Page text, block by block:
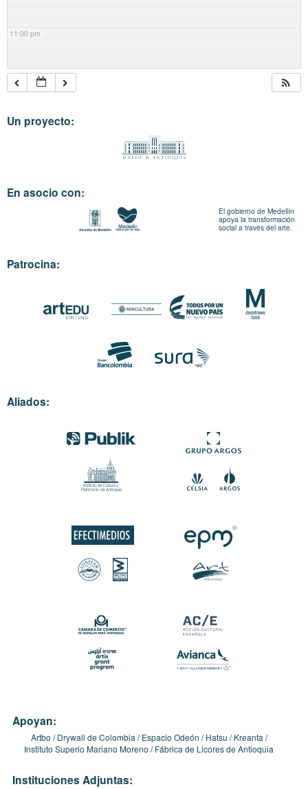
11:00 pm
Un proyecto:
En asocio con:
El gobierno de Medellín
apoya la transformación
social a través del arte.
Patrocina:
Aliados:
Apoyan:
Artbo Drywall de Colombia Espacio Odeón Hatsu
Kreanta
Instituto Superio Mariano Moreno
Fábrica de Licores de Antioquia
Instituciones Adjuntas: